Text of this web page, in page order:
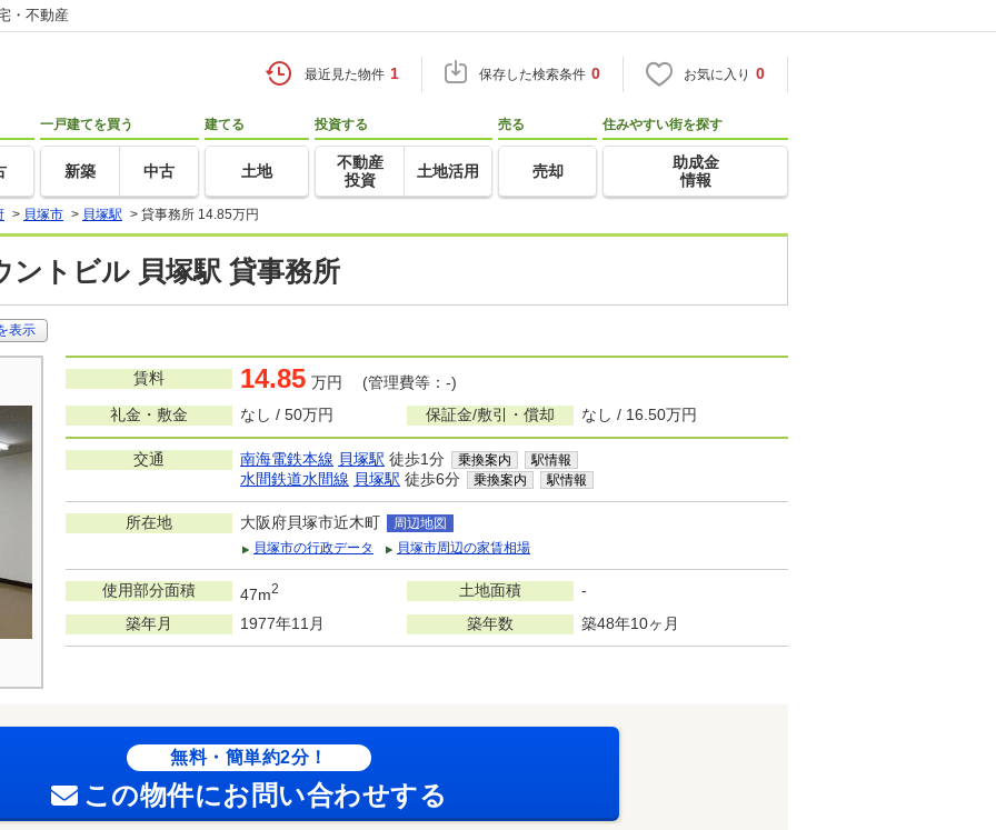
・不動産
最近見た物件 1 保存した検索条件 0 お気に入り 0
一戸建てを買う
新築 中古
建てる
土地
投資する
不動産
投資
土地活用
売る
売却
住みやすい街を探す
助成金
情報
> 貝塚市 > 貝塚駅 > 貸事務所 14.85万円
ントビル 貝塚駅 貸事務所
表示
賃料 14.85 万円 (管理費等：-)
礼金・敷金
なし / 50万円 保証金/敷引・償却 なし / 16.50万円
交通 南海電鉄本線 貝塚駅 徒歩1分 乗換案内 駅情報
水間鉄道水間線 貝塚駅 徒歩6分 乗換案内 駅情報
所在地 大阪府貝塚市近木町
周辺地図
貝塚市の行政データ
貝塚市周辺の家賃相場
使用部分面積 47m2 土地面積
-
築年月
1977年11月 築年数 築48年10ヶ月
無料・簡単約2分！
この物件にお問い合わせする